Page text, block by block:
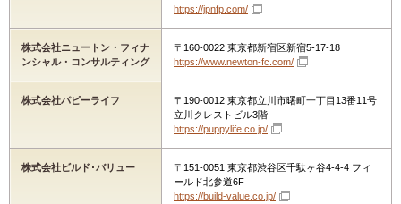
https://jpnfp.com/
株式会社ニュートン・フィナ
ンシャル・コンサルティング
〒160-0022 東京都新宿区新宿5-17-18
https://www.newton-fc.com/
株式会社パピーライフ
〒190-0012 東京都立川市曙町一丁目13番11号
立川クレストビル3階
https://puppylife.co.jp/
株式会社ビルド･バリュー
〒151-0051 東京都渋谷区千駄ヶ谷4-4-4 フィ
ールド北参道6F
https://build-value.co.jp/